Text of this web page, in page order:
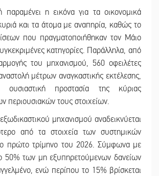
παραμένει η εικόνα για τα οικονομικά
και τα άτομα με αναπηρία, καθώς το
που πραγματοποιήθηκαν τον Μάιο
κατηγορίες. Παράλληλα, από
του μηχανισμού, 560 οφειλέτες
μέτρων αναγκαστικής εκτέλεσης,
ουσιαστική προστασία της κύριας
περιουσιακών τους στοιχείων.
μηχανισμού αναδεικνύεται
από τα στοιχεία των συστημικών
πρώτο τρίμηνο του 2026. Σύμφωνα με
50% των μη εξυπηρετούμενων δανείων
ενώ περίπου το 15% βρίσκεται